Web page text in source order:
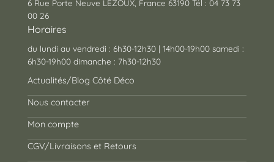
6 Rue Porte Neuve LEZOUX, France 63190 Tél : 04 73 73
00 26
Horaires
du lundi au vendredi : 6h30-12h30 | 14h00-19h00 samedi :
6h30-19h00 dimanche : 7h30-12h30
Actualités/Blog Côté Déco
Nous contacter
Mon compte
CGV/Livraisons et Retours